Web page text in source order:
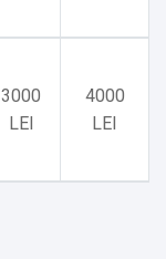
3000
LEI
4000
LEI